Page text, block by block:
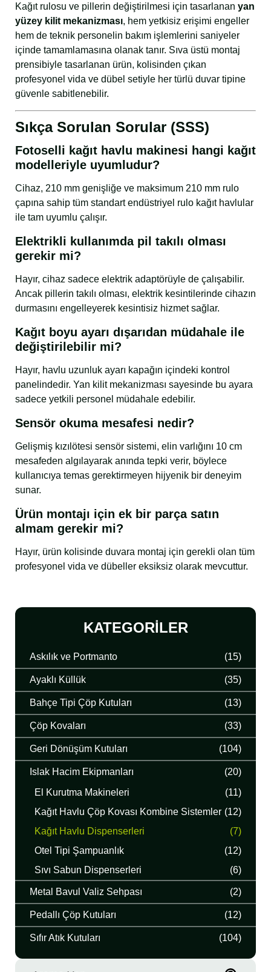
KATEGORILER
Askılık ve Portmanto (15)
Ayaklı Küllük (35)
Bahçe Tipi Çöp Kutuları (13)
Çöp Kovaları (33)
Geri Dönüşüm Kutuları (104)
Islak Hacim Ekipmanları
(20)
El Kurutma Makineleri
(11)
Kağıt Havlu Çöp Kovası Kombine Sistemler (12)
Kağıt Havlu Dispenserleri
(7)
Otel Tipi Şampuanlık
(12)
Sıvı Sabun Dispenserleri
(6)
Metal Bavul Valiz Sehpası (2)
Pedallı Çöp Kutuları (12)
Sıfır Atık Kutuları (104)
Kağıt rulosu ve pillerin değiştirilmesi için tasarlanan yan
yüzey kilit mekanizması, hem yetkisiz erişimi engeller
hem de teknik personelin bakım işlemlerini saniyeler
içinde tamamlamasına olanak tanır. Sıva üstü montaj
prensibiyle tasarlanan ürün, kolisinden çıkan
profesyonel vida ve dübel setiyle her türlü duvar tipine
güvenle sabitlenebilir.
Sıkça Sorulan Sorular (SSS)
Fotoselli kağıt havlu makinesi hangi kağıt
modelleriyle uyumludur?
Cihaz, 210 mm genişliğe ve maksimum 210 mm rulo
çapına sahip tüm standart endüstriyel rulo kağıt havlular
ile tam uyumlu çalışır.
Elektrikli kullanımda pil takılı olması
gerekir mi?
Hayır, cihaz sadece elektrik adaptörüyle de çalışabilir.
Ancak pillerin takılı olması, elektrik kesintilerinde cihazın
durmasını engelleyerek kesintisiz hizmet sağlar.
Kağıt boyu ayarı dışarıdan müdahale ile
değiştirilebilir mi?
Hayır, havlu uzunluk ayarı kapağın içindeki kontrol
panelindedir. Yan kilit mekanizması sayesinde bu ayara
sadece yetkili personel müdahale edebilir.
Sensör okuma mesafesi nedir?
Gelişmiş kızılötesi sensör sistemi, elin varlığını 10 cm
mesafeden algılayarak anında tepki verir, böylece
kullanıcıya temas gerektirmeyen hijyenik bir deneyim
sunar.
Ürün montajı için ek bir parça satın
almam gerekir mi?
Hayır, ürün kolisinde duvara montaj için gerekli olan tüm
profesyonel vida ve dübeller eksiksiz olarak mevcuttur.